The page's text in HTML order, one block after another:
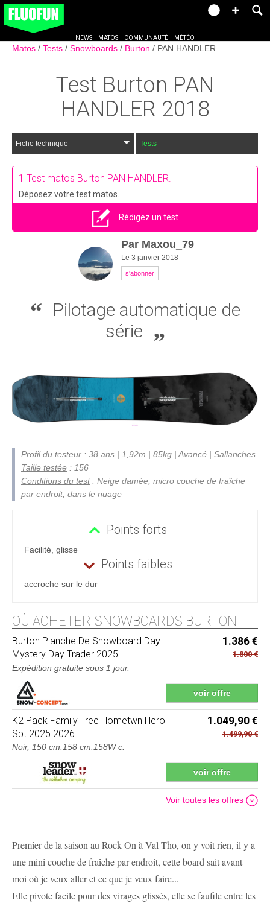
NEWS MATOS COMMUNAUTÉ MÉTÉO
Matos Tests Snowboards Burton PAN HANDLER
Test Burton PAN
HANDLER 2018
Fiche technique Tests
1 Test matos Burton PAN HANDLER.
Déposez votre test matos.
Rédigez un test
Par Maxou_79
Le 3 janvier 2018
s'abonner
Pilotage automatique de
série
Profil du testeur : 38 ans | 1,92m | 85kg | Avancé | Sallanches
Taille testée : 156
Conditions du test: Neige damée, micro couche de fraîche
par endroit, dans le nuage
Points forts
Facilité, glisse
Points faibles
accroche sur le dur
OÙ ACHETER SNOWBOARDS BURTON
Burton Planche De Snowboard Day
Mystery Day Trader 2025
1.386 €
1.800 €
Expédition gratuite sous 1 jour.
voir offre
K2 Pack Family Tree Hometwn Hero
Spt 2025 2026
1.049,90 €
1.499,90 €
Noir, 150 cm.158 cm.158W c.
voir offre
Voir toutes les offres
Premier de la saison au Rock On à Val Tho, on y voit rien, il y a
une mini couche de fraîche par endroit, cette board sait avant
moi où je veux aller et ce que je veux faire...
Elle pivote facile pour des virages glissés, elle se faufile entre les